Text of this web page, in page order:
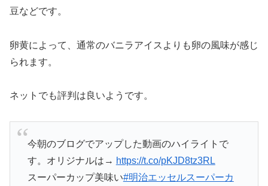
豆などです。
卵黄によって、通常のバニラアイスよりも卵の風味が感じ
られます。
ネットでも評判は良いようです。
今朝のブログでアップした動画のハイライトで
す。オリジナルは→ https://t.co/pKJD8tz3RL
スーパーカップ美味い#明治エッセルスーパーカ